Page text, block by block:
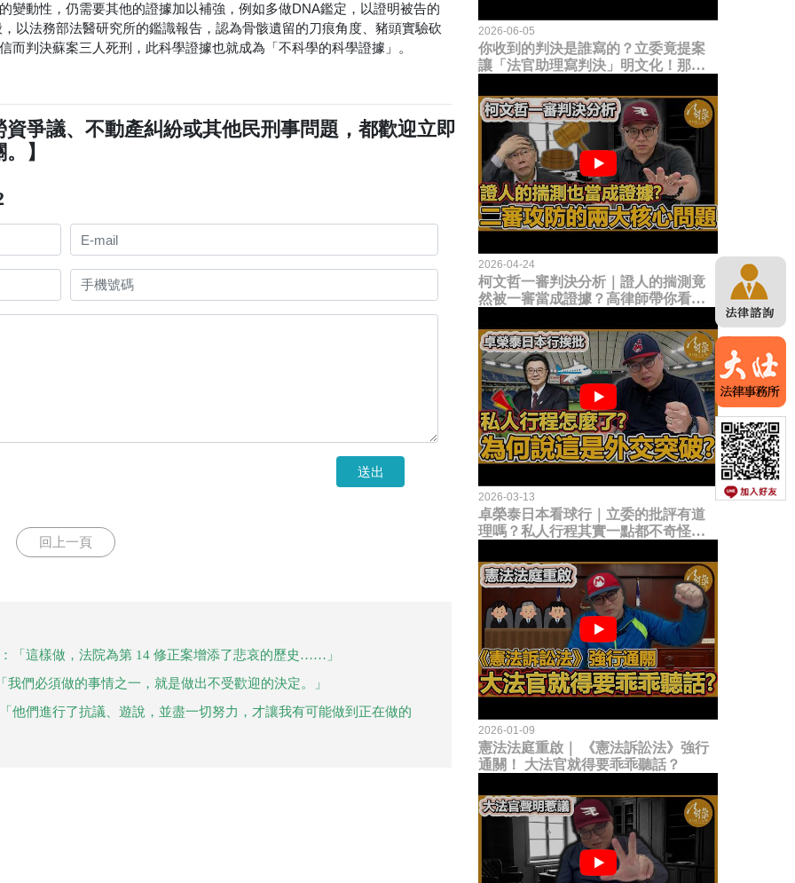
變動性，仍需要其他的證據加以補強，例如多做DNA鑑定，以證明被告的
以法務部法醫研究所的鑑識報告，認為骨骸遺留的刀痕角度、豬頭實驗砍
判決蘇案三人死刑，此科學證據也就成為「不科學的科學證據」。
爭議、不動產糾紛或其他民刑事問題，都歡迎立即
】
送出
回上一頁
「這樣做，法院為第 14 修正案增添了悲哀的歷史……」
們必須做的事情之一，就是做出不受歡迎的決定。」
他們進行了抗議、遊說，並盡一切努力，才讓我有可能做到正在做的
2026-06-05
你收到的判決是誰寫的？立委竟提案
讓「法官助理寫判決」明文化！那以
2026-04-24
柯文哲一審判決分析｜證人的揣測竟
然被一審當成證據？高律師帶你看未
2026-03-13
卓榮泰日本看球行｜立委的批評有道
理嗎？私人行程其實一點都不奇怪？
2026-01-09
憲法法庭重啟｜ 《憲法訴訟法》強行
通關！ 大法官就得要乖乖聽話？